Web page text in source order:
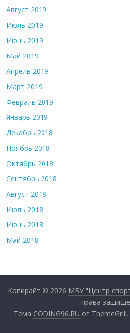
Август 2019
Июль 2019
Июнь 2019
Май 2019
Апрель 2019
Март 2019
Февраль 2019
Январь 2019
Декабрь 2018
Ноябрь 2018
Октябрь 2018
Сентябрь 2018
Август 2018
Июль 2018
Июнь 2018
Май 2018
Копирайт © 2026 МБУ "Центр
права
Тема CODING96.RU от